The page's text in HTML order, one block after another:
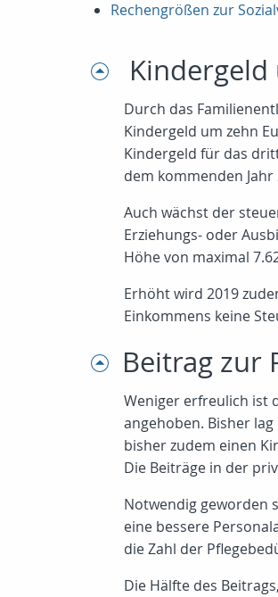
Rechengrößen zur
Durch das
Kindergeld um zehn
Kindergeld für das
dem kommenden Jahr
Auch wächst der
Erziehungs- oder
Höhe von maximal
Erhöht wird 2019
Einkommens keine
Beitrag zur
Weniger erfreulich ist
angehoben. Bisher
bisher zudem einen
Die Beiträge in der
Notwendig geworden
eine bessere
die Zahl der
Die Hälfte des